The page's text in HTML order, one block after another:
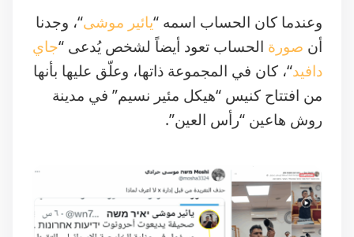
وعندما كان الحساب اسمه “يائير موشى“، وجدنا
أن صورة الحساب تعود أيضاً لشخص يُدعى “جاي
دافيد“، كان في المجموعة ذاتها، وعلّق عليها بأنها
من افتتاح كنيس “هيكل مئير نسيم” في مدينة
روش هاعين “رأس العين”.